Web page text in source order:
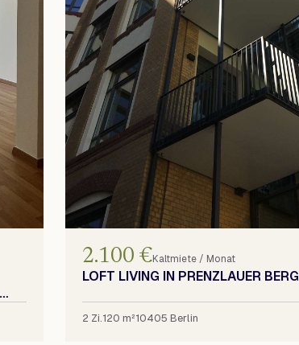
2.100 €Kaltmiete / Monat
LOFT LIVING IN PRENZLAUER BERG
2 Zi.120 m²10405 Berlin